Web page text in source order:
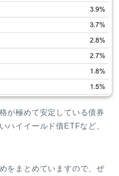
が極めて安定している債券
ハイイールド債ETFなど、
をまとめていますので、ぜ